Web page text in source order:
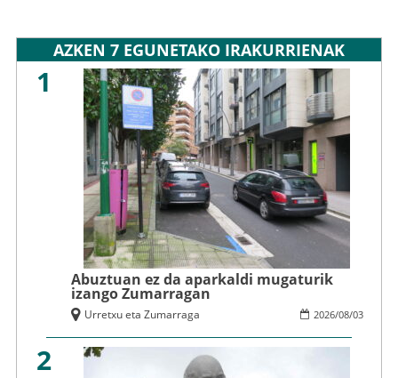
AZKEN 7 EGUNETAKO IRAKURRIENAK
1
Abuztuan ez da aparkaldi mugaturik
izango Zumarragan
2026/08/03
Urretxu eta Zumarraga
2